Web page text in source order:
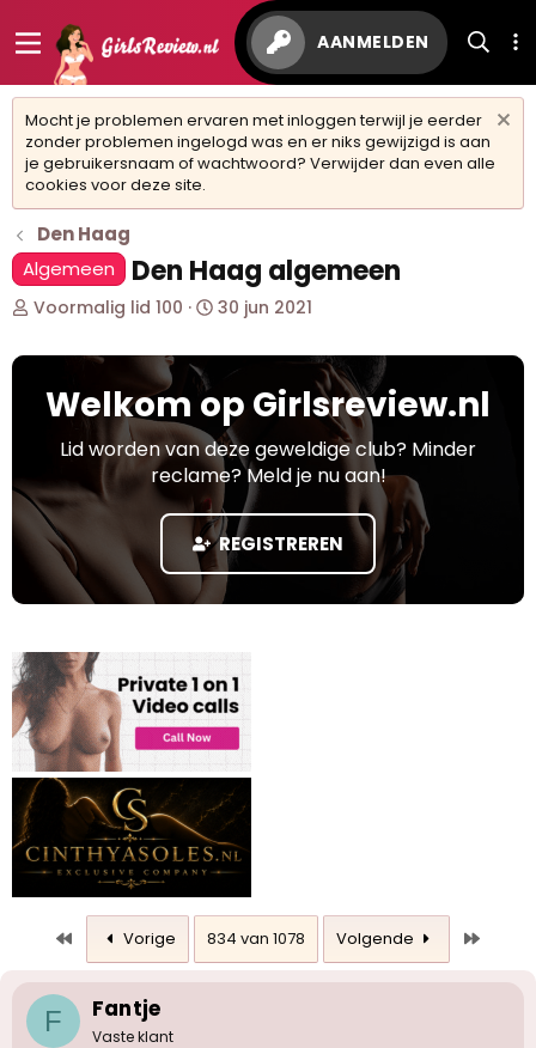
AANMELDEN
Mocht je problemen ervaren met inloggen terwijl je eerder
zonder problemen ingelogd was en er niks gewijzigd is aan
je gebruikersnaam of wachtwoord? Verwijder dan even alle
cookies voor deze site.
Den Haag
Algemeen
Den Haag algemeen
O
d
p
s
t
r
Voormalig lid 100
S
a
t
d
a
t
u
m
30 jun 2021
Welkom op Girlsreview.nl
Lid worden van deze geweldige club? Minder
reclame? Meld je nu aan!
REGISTREREN
Eerste Vorige 834 van 1078 Volgende
F Fantje
Vaste klant